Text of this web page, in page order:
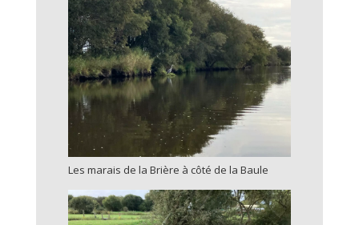
Les marais de la Brière à côté de la Baule